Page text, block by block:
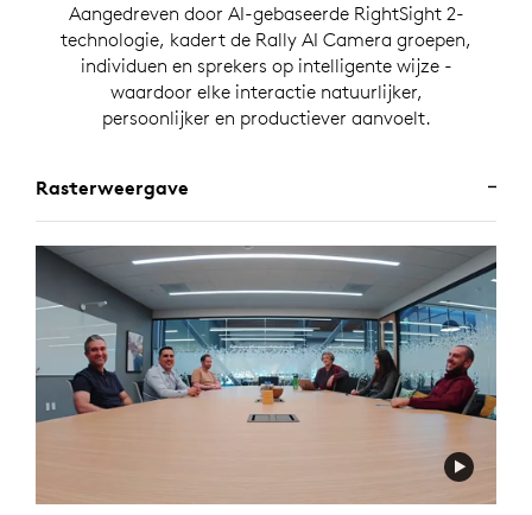
Aangedreven door AI-gebaseerde RightSight 2-
technologie, kadert de Rally AI Camera groepen,
individuen en sprekers op intelligente wijze -
waardoor elke interactie natuurlijker,
persoonlijker en productiever aanvoelt.
Rasterweergave